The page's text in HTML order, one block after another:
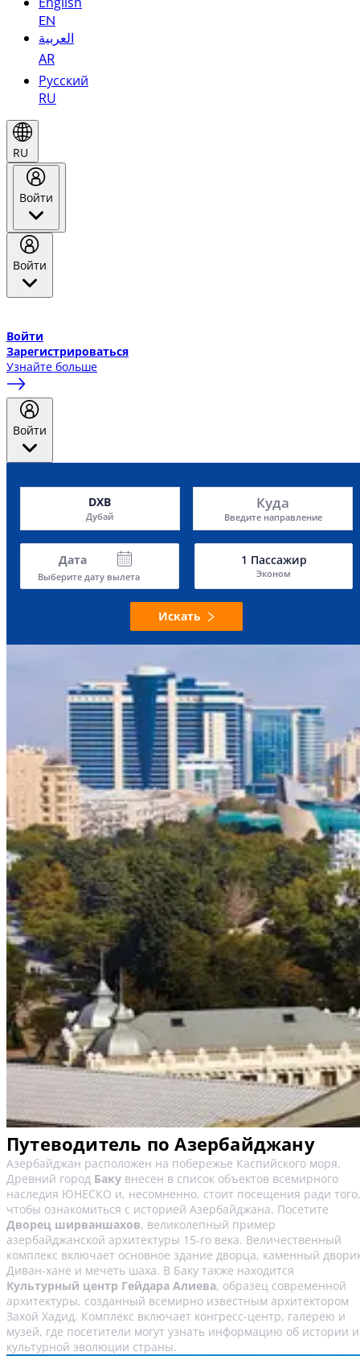
EN
العربية
AR
Русский
RU
RU
Войти
Войти
Войти
Зарегистрироваться
Узнайте больше
Войти
DXB
Дубай
Куда
Введите направление
Дата
Выберите дату вылета
1 Пассажир
Эконом
Искать
Путеводитель по Азербайджану
Азербайджан расположен на побережье Каспийского моря.
Древний город Баку внесен в список объектов всемирного
наследия ЮНЕСКО и, несомненно, стоит посещения ради того,
чтобы ознакомиться с историей Азербайджана. Посетите
Дворец ширваншахов, великолепный пример
азербайджанской архитектуры 15-го века. Величественный
комплекс включает основное здание дворца, каменный
Диван-хане и мечеть шаха. В Баку также находится
Культурный центр Гейдара Алиева, образец современной
архитектуры, созданный всемирно известным архитектором
Захой Хадид. Комплекс включает конгресс-центр, галерею и
музей, где посетители могут узнать информацию об истории и
культурной эволюции страны.